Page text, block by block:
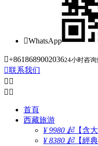
WhatsApp
+861868900203624小时咨询
联系我们
 
 
首頁
西藏旅游
¥ 9980 起【含
¥ 8380 起【經